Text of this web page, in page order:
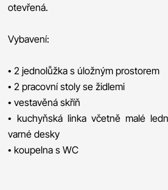
otevřená.
Vybavení:
• 2 jednolůžka s úložným prostorem
• 2 pracovní stoly se židlemi
• vestavěná skříň
• kuchyňská linka včetně malé
varné desky
• koupelna s WC